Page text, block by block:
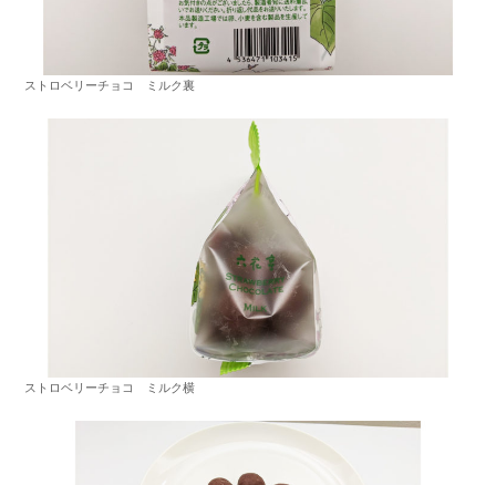
ストロベリーチョコ ミルク裏
ストロベリーチョコ ミルク横